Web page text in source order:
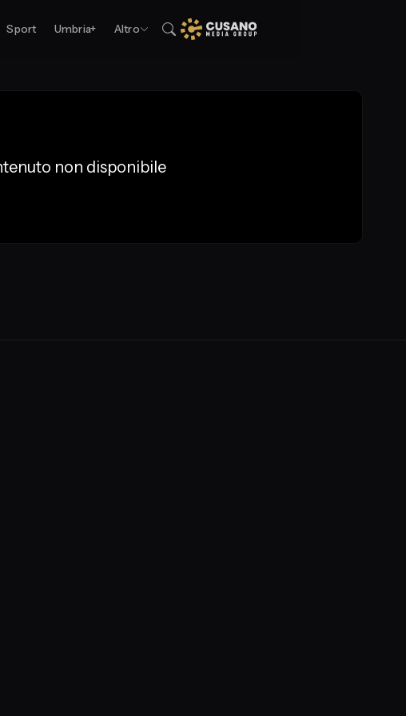
Sport Umbria+ Altro
non disponibile